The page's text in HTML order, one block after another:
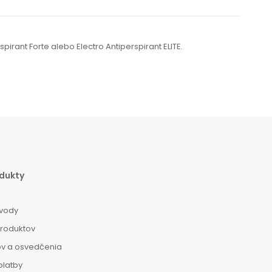
Forte alebo Electro Antiperspirant ELITE.
a osvedčenia